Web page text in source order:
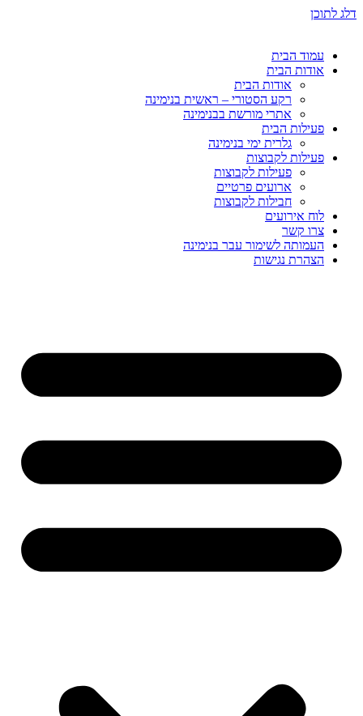
דלג לתוכן
עמוד הבית
אודות הבית
אודות הבית
רקע הסטורי – ראשית בנימינה
אתרי מורשת בבנימינה
פעילות הבית
גלרית ימי בנימינה
פעילות לקבוצות
פעילות לקבוצות
ארועים פרטיים
חבילות לקבוצות
לוח אירועים
צרו קשר
העמותה לשימור עבר בנימינה
הצהרת נגישות